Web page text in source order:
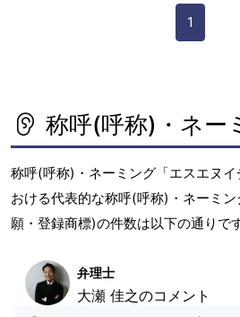
1
称呼(呼称)・ネー
称呼(呼称)・ネーミング「エスエヌ
おける代表的な称呼(呼称)・ネーミ
願・登録商標)の件数は以下の通りです
弁理士
大瀬 佳之のコメント